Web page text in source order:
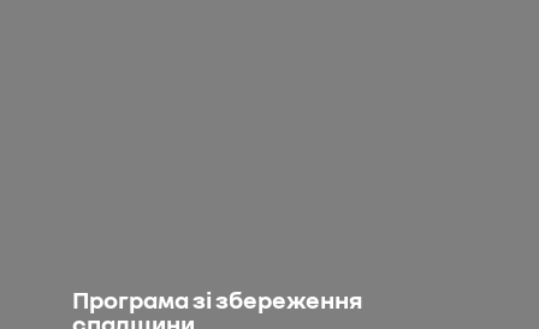
Програма зі збереження
спадщини